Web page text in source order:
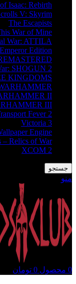
Isaac: Rebirth
V: Skyrim
The Escapists
War of Mine
War: ATTILA
Edition
SHOGUN 2
KINGDOMS
II
III
Fever 2
Victoria 3
Engine
– Relics of War
XCOM 2
جستجو
منو
0 محصول 0 تومان